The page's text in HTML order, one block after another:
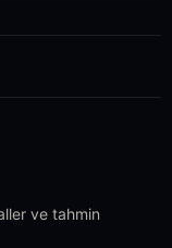
ve tahmin